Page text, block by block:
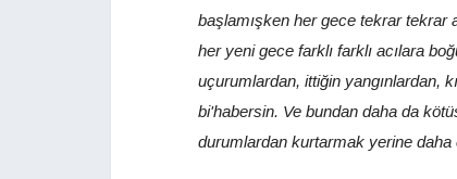
başlamışken her gece tekrar tekrar
her yeni gece farklı farklı acılara
uçurumlardan, ittiğin yangınlardan,
bi'habersin. Ve bundan daha da
durumlardan kurtarmak yerine daha